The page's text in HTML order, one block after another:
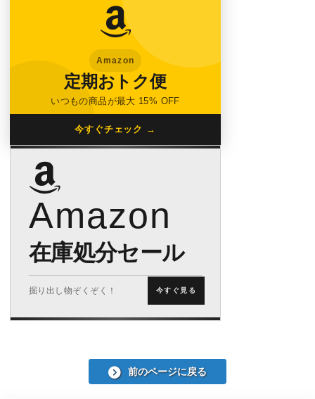
Amazon
定期おトク便
いつもの商品が最大 15% OFF
今すぐチェック →
Amazon
在庫処分セール
掘り出し物ぞくぞく！ 今すぐ見る
前のページに戻る